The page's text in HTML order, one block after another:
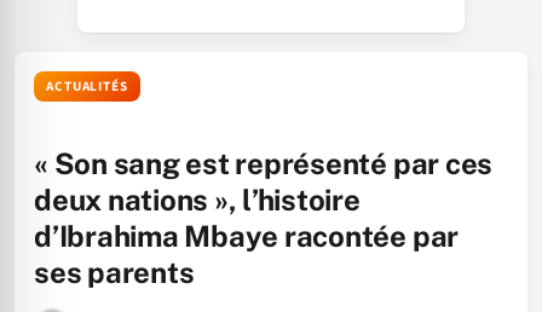
ACTUALITÉS
« Son sang est représenté par ces
deux nations », l’histoire
d’Ibrahima Mbaye racontée par
ses parents